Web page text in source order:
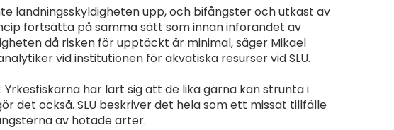
landningsskyldigheten upp, och bifångster och utkast av
fortsätta på samma sätt som innan införandet av
då risken för upptäckt är minimal, säger Mikael
vid institutionen för akvatiska resurser vid SLU.
Yrkesfiskarna har lärt sig att de lika gärna kan strunta i
det också. SLU beskriver det hela som ett missat tillfälle
av hotade arter.